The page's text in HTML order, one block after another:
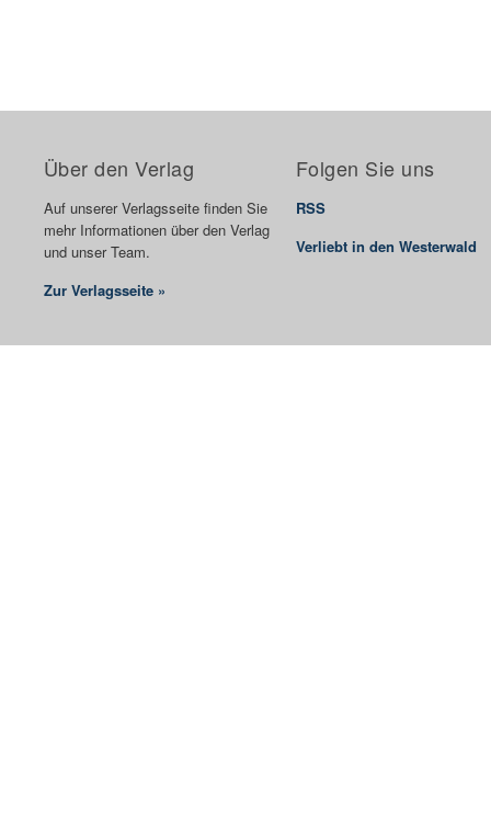
Über den Verlag
Auf unserer Verlagsseite finden Sie
mehr Informationen über den Verlag
und unser Team.
Zur Verlagsseite »
Folgen Sie uns
RSS
Verliebt in den Westerwald